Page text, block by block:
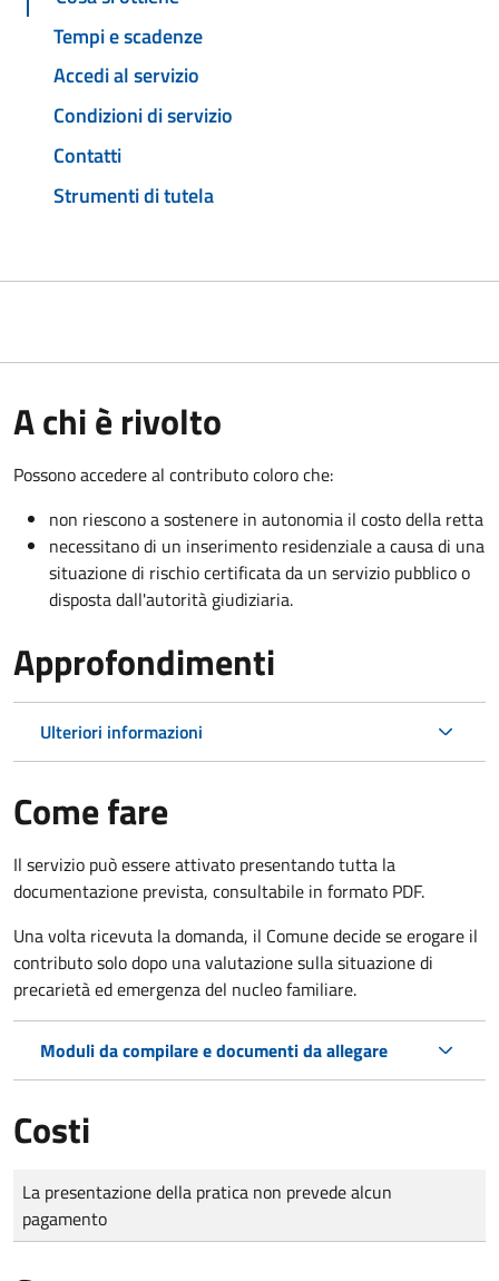
Tempi e scadenze
Accedi al servizio
Condizioni di servizio
Contatti
Strumenti di tutela
A chi è rivolto
Possono accedere al contributo coloro che:
non riescono a sostenere in autonomia il costo della retta
necessitano di un inserimento residenziale a causa di una
situazione di rischio certificata da un servizio pubblico o
disposta dall'autorità giudiziaria.
Approfondimenti
Ulteriori informazioni
Come fare
Il servizio può essere attivato presentando tutta la
documentazione prevista, consultabile in formato PDF.
Una volta ricevuta la domanda, il Comune decide se erogare il
contributo solo dopo una valutazione sulla situazione di
precarietà ed emergenza del nucleo familiare.
Moduli da compilare e documenti da allegare
Costi
Tipo di pagamento
Importo
La presentazione della pratica non prevede alcun
pagamento